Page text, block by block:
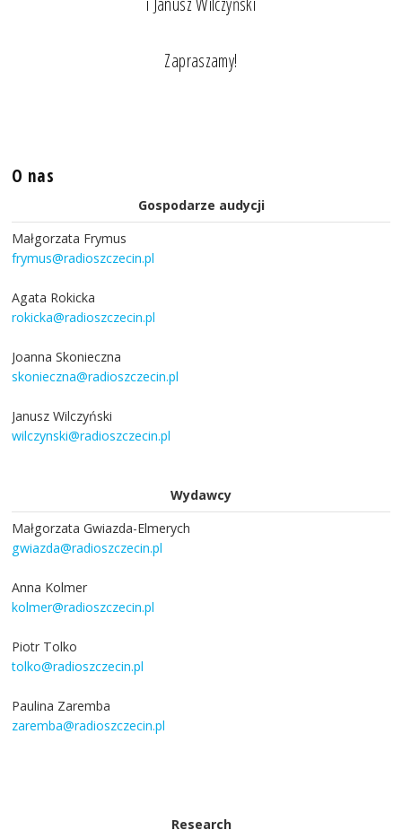
Zapraszamy!
O nas
Gospodarze audycji
Małgorzata Frymus
frymus@radioszczecin.pl
Agata Rokicka
rokicka@radioszczecin.pl
Joanna Skonieczna
skonieczna@radioszczecin.pl
Janusz Wilczyński
wilczynski@radioszczecin.pl
Wydawcy
Małgorzata Gwiazda-Elmerych
gwiazda@radioszczecin.pl
Anna Kolmer
kolmer@radioszczecin.pl
Piotr Tolko
tolko@radioszczecin.pl
Paulina Zaremba
zaremba@radioszczecin.pl
Research